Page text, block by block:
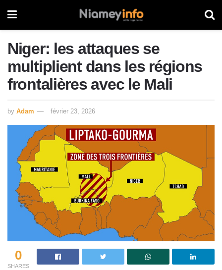
Niger: les attaques se
multiplient dans les régions
frontalières avec le Mali
by Adam février 23, 2026
0
SHARES